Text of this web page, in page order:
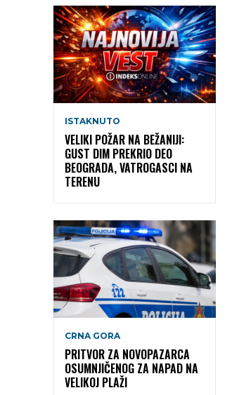
ISTAKNUTO
VELIKI POŽAR NA BEŽANIJI:
GUST DIM PREKRIO DEO
BEOGRADA, VATROGASCI NA
TERENU
CRNA GORA
PRITVOR ZA NOVOPAZARCA
OSUMNJIČENOG ZA NAPAD NA
VELIKOJ PLAŽI